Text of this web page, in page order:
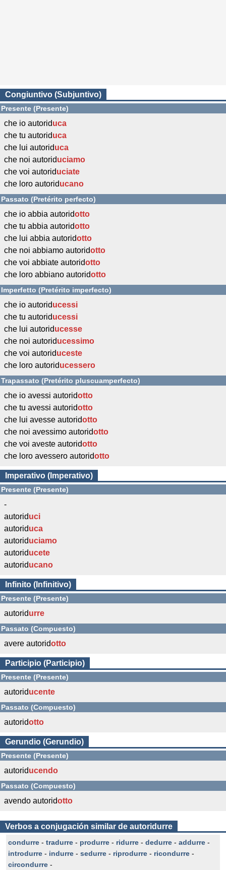
Congiuntivo (Subjuntivo)
Presente (Presente)
che io autoriduca
che tu autoriduca
che lui autoriduca
che noi autoriduciamo
che voi autoriduciate
che loro autoriducano
Passato (Pretérito perfecto)
che io abbia autoridotto
che tu abbia autoridotto
che lui abbia autoridotto
che noi abbiamo autoridotto
che voi abbiate autoridotto
che loro abbiano autoridotto
Imperfetto (Pretérito imperfecto)
che io autoriducessi
che tu autoriducessi
che lui autoriducesse
che noi autoriducessimo
che voi autoriduceste
che loro autoriducessero
Trapassato (Pretérito pluscuamperfecto)
che io avessi autoridotto
che tu avessi autoridotto
che lui avesse autoridotto
che noi avessimo autoridotto
che voi aveste autoridotto
che loro avessero autoridotto
Imperativo (Imperativo)
Presente (Presente)
-
autoriduci
autoriduca
autoriduciamo
autoriducete
autoriducano
Infinito (Infinitivo)
Presente (Presente)
autoridurre
Passato (Compuesto)
avere autoridotto
Participio (Participio)
Presente (Presente)
autoriducente
Passato (Compuesto)
autoridotto
Gerundio (Gerundio)
Presente (Presente)
autoriducendo
Passato (Compuesto)
avendo autoridotto
Verbos a conjugación similar de autoridurre
condurre - tradurre - produrre - ridurre - dedurre - addurre -
introdurre - indurre - sedurre - riprodurre - ricondurre -
circondurre -